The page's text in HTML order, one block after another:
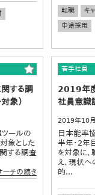
転職 キ
中途採用
する調
象）
ツールの
象とした
関する調査
ーチの続き
若手社員
2019年
社員意識
2019年10
日本能率
半年・2年
を対象に
え、現状へ
的...